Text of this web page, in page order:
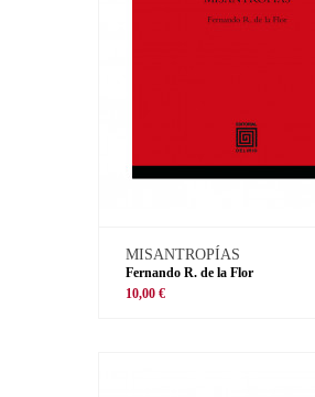
MISANTROPÍAS
Fernando R. de la Flor
10,00 €